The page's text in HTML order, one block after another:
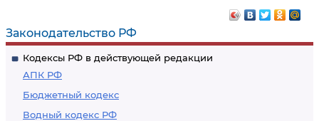
Законодательство РФ
Кодексы РФ в действующей редакции
АПК РФ
Бюджетный кодекс
Водный кодекс РФ